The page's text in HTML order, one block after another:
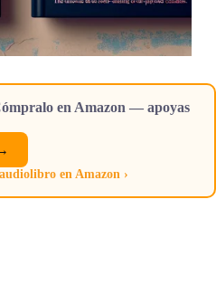
en Amazon — apoyas
en Amazon ›